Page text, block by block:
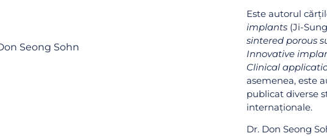
Este autorul
implants(Ji-
sintered porous
Innovative
Clinical
asemenea, este
publicat diverse
internaționale.
Dr. Don Seong